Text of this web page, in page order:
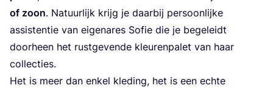
of zoon. Natuur­lijk krijg je daar­bij per­soon­lij­ke
assis­ten­tie van eige­na­res Sofie die je bege­leidt
door­heen het rust­ge­ven­de kleu­ren­pa­let van haar
collecties.
Het is meer dan enkel kle­ding, het is een ech­te